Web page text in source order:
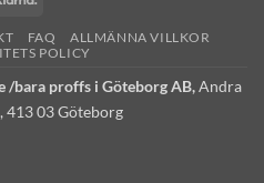
FAQ
ALLMÄNNA VILLKOR
POLICY
/bara proffs i Göteborg AB,Andra
413 03 Göteborg